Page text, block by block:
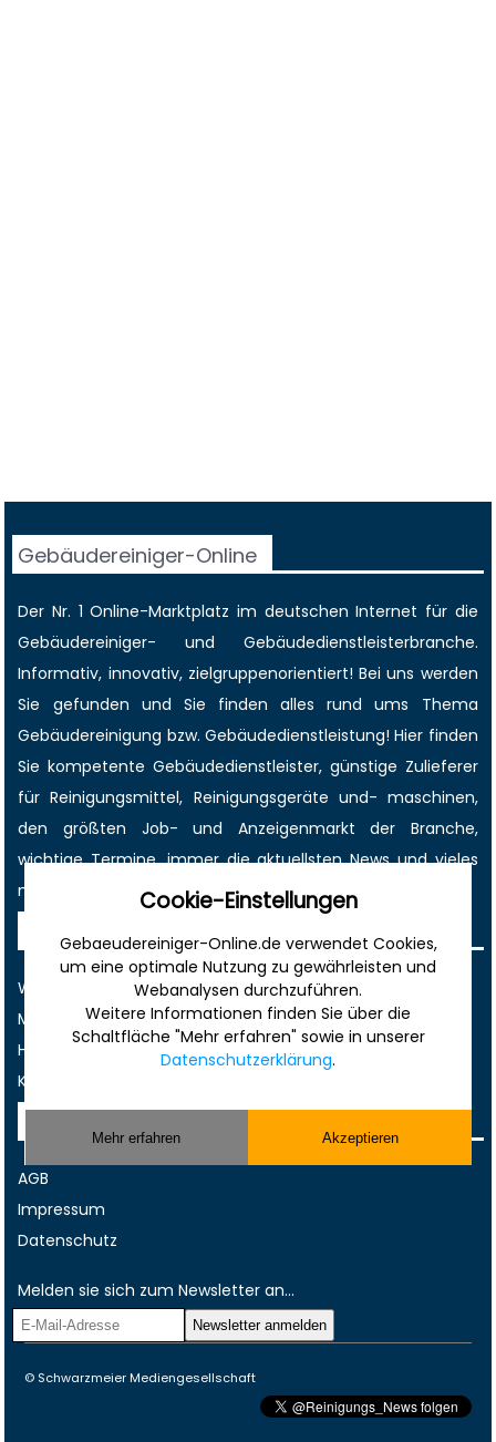
Gebäudereiniger-Online
Der Nr. 1 Online-Marktplatz im deutschen Internet für die
Gebäudereiniger- und Gebäudedienstleisterbranche.
Informativ, innovativ, zielgruppenorientiert! Bei uns werden
Sie gefunden und Sie finden alles rund ums Thema
Gebäudereinigung bzw. Gebäudedienstleistung! Hier finden
Sie kompetente Gebäudedienstleister, günstige Zulieferer
für Reinigungsmittel, Reinigungsgeräte und- maschinen,
den größten Job- und Anzeigenmarkt der Branche,
wichtige Termine, immer dieaktuellsten Newsund vieles
mehr!
Sonstiges
Werbung
Musterverträge und Vorlagen
Hilfe
Kontakt
AGB
Impressum
Datenschutz
Melden sie sich zum Newsletter an...
© Schwarzmeier Mediengesellschaft
Cookie-Einstellungen
Gebaeudereiniger-Online.de verwendet Cookies,
um eine optimale Nutzung zu gewährleisten und
Webanalysen durchzuführen.
Weitere Informationen finden Sie über die
Schaltfläche "Mehr erfahren" sowie in unserer
Datenschutzerklärung.
Mehr erfahren Akzeptieren